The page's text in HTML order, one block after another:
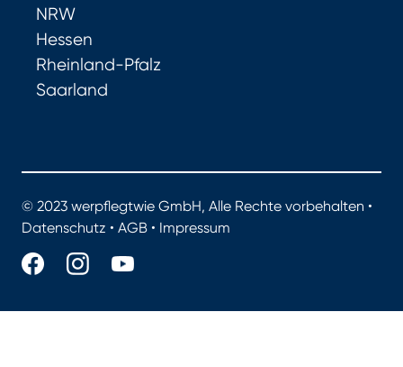
NRW
Hessen
Rheinland-Pfalz
Saarland
© 2023 werpflegtwie GmbH, Alle Rechte vorbehalten •
Datenschutz • AGB • Impressum